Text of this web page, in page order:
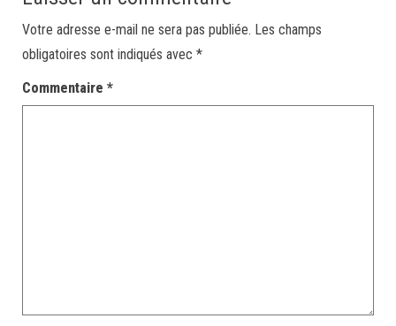
Votre adresse e-mail ne sera pas publiée. Les champs
obligatoires sont indiqués avec *
Commentaire *